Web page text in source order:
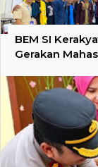
BEM SI
Gerakan